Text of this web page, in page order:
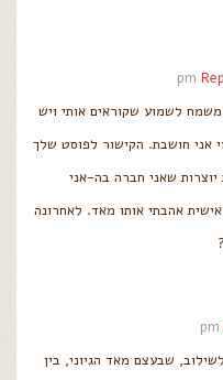
לשמוע שקוראים אותי ויש
אני חושבת. הקישור לפוסט שלך
שאני חברה בה-אני
אהבתי אותו מאד. לאחרונה
שבעצם מאד הגיוני, בין